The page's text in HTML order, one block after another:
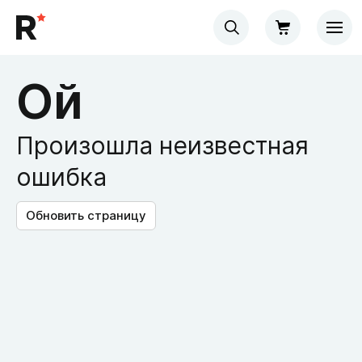
Ой
Произошла неизвестная
ошибка
Обновить страницу